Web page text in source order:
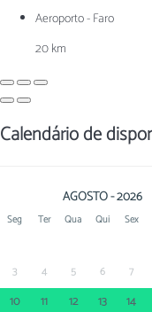
Aeroporto - Faro
20 km
Calendário de
AGOSTO - 2026
Seg Ter Qua Qui Sex
3
4 5 6 7
10
11 12 13 14